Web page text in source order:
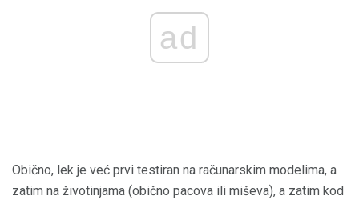
ad
Obično, lek je već prvi testiran na računarskim modelima, a
zatim na životinjama (obično pacova ili miševa), a zatim kod